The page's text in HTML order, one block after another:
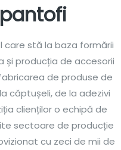
stă la baza formării
și producția de accesorii
de produse de
căptușeli, de la adezivi
clienților o echipă de
sectoare de producție
cu zeci de mii de